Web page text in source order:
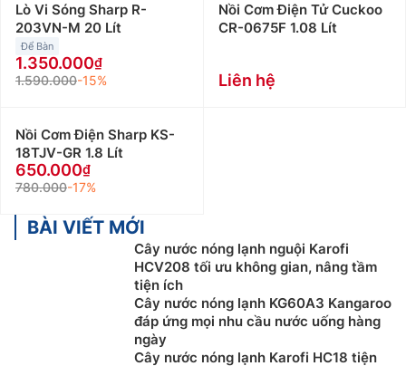
hệ: 0912339019
Khách hàng ở Khu vực Vĩnh Phúc xin vui lòng liên
hệ: 0982067318
Khách hàng ở Khu vực Bắc Giang xin vui lòng liên
Lò Vi Sóng Sharp R-
203VN-M 20 Lít
Để Bàn
1.350.000
1.590.000-15%
Nồi Cơm Điện Tử Cuckoo
CR-0675F 1.08 Lít
Liên hệ
Nồi Cơm Điện Sharp KS-
18TJV-GR 1.8 Lít
650.000
780.000-17%
BÀI VIẾT MỚI
Cây nước nóng lạnh nguội Karofi
HCV208 tối ưu không gian, nâng tầm
tiện ích
Cây nước nóng lạnh KG60A3 Kangaroo
đáp ứng mọi nhu cầu nước uống hàng
ngày
Cây nước nóng lạnh Karofi HC18 tiện